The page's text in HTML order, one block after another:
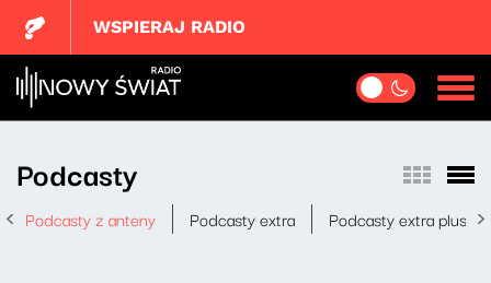
WSPIERAJ RADIO
Podcasty
Podcasty z anteny Podcasty extra Podcasty extra plus